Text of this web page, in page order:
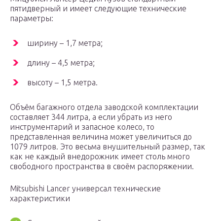
пятидверный и имеет следующие технические
параметры:
ширину – 1,7 метра;
длину – 4,5 метра;
высоту – 1,5 метра.
Объём багажного отдела заводской комплектации
составляет 344 литра, а если убрать из него
инструментарий и запасное колесо, то
представленная величина может увеличиться до
1079 литров. Это весьма внушительный размер, так
как не каждый внедорожник имеет столь много
свободного пространства в своём распоряжении.
Mitsubishi Lancer универсал технические
характеристики